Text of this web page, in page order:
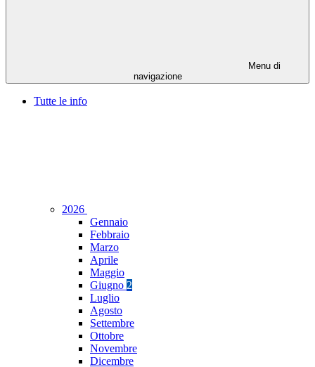
Menu di
navigazione
Tutte le info
2026
Gennaio
Febbraio
Marzo
Aprile
Maggio
Giugno 2
Luglio
Agosto
Settembre
Ottobre
Novembre
Dicembre